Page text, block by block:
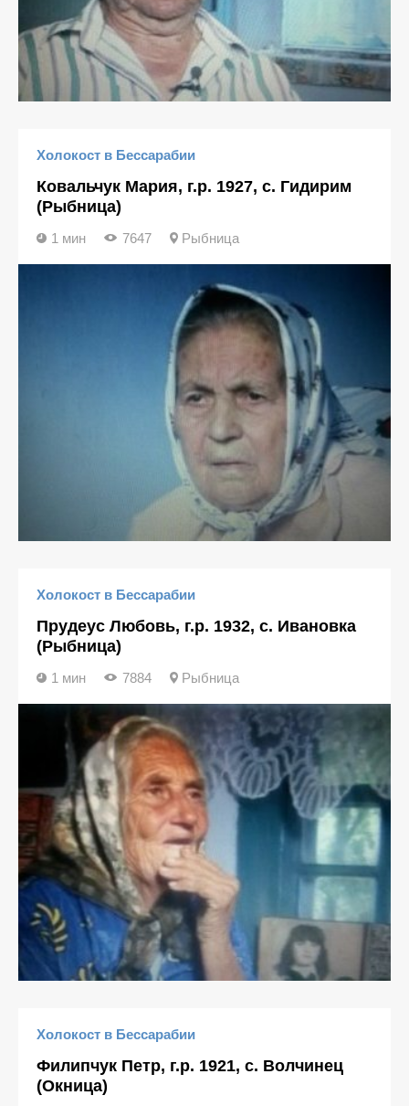
Холокост в Бессарабии
Ковальчук Мария, г.р. 1927, с. Гидирим
(Рыбница)
1 мин 7647 Рыбница
Холокост в Бессарабии
Прудеус Любовь, г.р. 1932, с. Ивановка
(Рыбница)
1 мин 7884 Рыбница
Холокост в Бессарабии
Филипчук Петр, г.р. 1921, с. Волчинец
(Окница)